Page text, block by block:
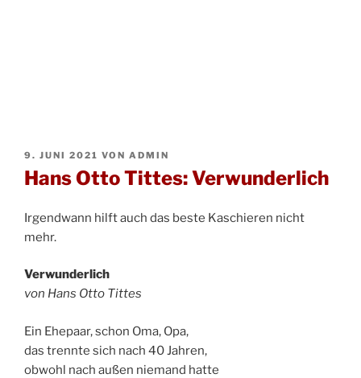
VERÖFFENTLICHT
AM
9. JUNI 2021 VON ADMIN
Hans Otto Tittes: Verwunderlich
Irgendwann hilft auch das beste Kaschieren nicht
mehr.
Verwunderlich
von Hans Otto Tittes
Ein Ehepaar, schon Oma, Opa,
das trennte sich nach 40 Jahren,
obwohl nach außen niemand hatte